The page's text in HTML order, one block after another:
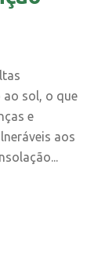
ao sol, o que
e
aos